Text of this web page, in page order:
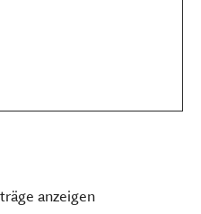
anzeigen